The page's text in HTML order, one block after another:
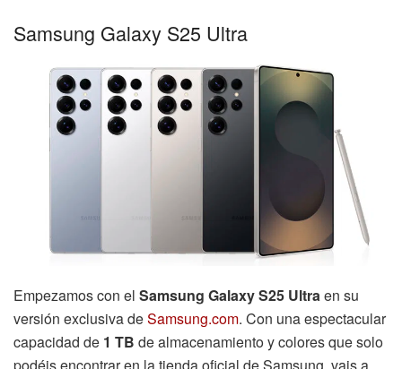
Samsung Galaxy S25 Ultra
Empezamos con el Samsung Galaxy S25 Ultraen su
versión exclusiva deSamsung.com. Con una espectacular
capacidad de 1 TB de almacenamiento y colores que solo